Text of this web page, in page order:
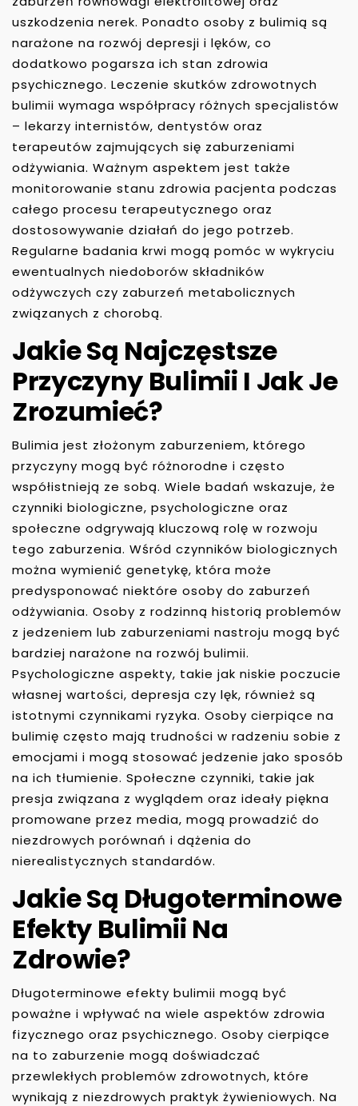
uszkodzenia nerek. Ponadto osoby z bulimią są
narażone na rozwój depresji i lęków, co
dodatkowo pogarsza ich stan zdrowia
psychicznego. Leczenie skutków zdrowotnych
bulimii wymaga współpracy różnych specjalistów
– lekarzy internistów, dentystów oraz
terapeutów zajmujących się zaburzeniami
odżywiania. Ważnym aspektem jest także
monitorowanie stanu zdrowia pacjenta podczas
całego procesu terapeutycznego oraz
dostosowywanie działań do jego potrzeb.
Regularne badania krwi mogą pomóc w wykryciu
ewentualnych niedoborów składników
odżywczych czy zaburzeń metabolicznych
związanych z chorobą.
Jakie Są Najczęstsze
Przyczyny Bulimii I Jak Je
Zrozumieć?
Bulimia jest złożonym zaburzeniem, którego
przyczyny mogą być różnorodne i często
współistnieją ze sobą. Wiele badań wskazuje, że
czynniki biologiczne, psychologiczne oraz
społeczne odgrywają kluczową rolę w rozwoju
tego zaburzenia. Wśród czynników biologicznych
można wymienić genetykę, która może
predysponować niektóre osoby do zaburzeń
odżywiania. Osoby z rodzinną historią problemów
z jedzeniem lub zaburzeniami nastroju mogą być
bardziej narażone na rozwój bulimii.
Psychologiczne aspekty, takie jak niskie poczucie
własnej wartości, depresja czy lęk, również są
istotnymi czynnikami ryzyka. Osoby cierpiące na
bulimię często mają trudności w radzeniu sobie z
emocjami i mogą stosować jedzenie jako sposób
na ich tłumienie. Społeczne czynniki, takie jak
presja związana z wyglądem oraz ideały piękna
promowane przez media, mogą prowadzić do
niezdrowych porównań i dążenia do
nierealistycznych standardów.
Jakie Są Długoterminowe
Efekty Bulimii Na
Zdrowie?
Długoterminowe efekty bulimii mogą być
poważne i wpływać na wiele aspektów zdrowia
fizycznego oraz psychicznego. Osoby cierpiące
na to zaburzenie mogą doświadczać
przewlekłych problemów zdrowotnych, które
wynikają z niezdrowych praktyk żywieniowych. Na